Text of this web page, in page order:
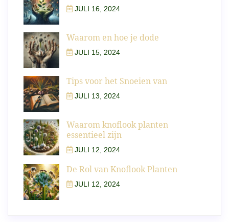
JULI 16, 2024
Waarom en hoe je dode
JULI 15, 2024
Tips voor het Snoeien van
JULI 13, 2024
Waarom knoflook planten
essentieel zijn
JULI 12, 2024
De Rol van Knoflook Planten
JULI 12, 2024